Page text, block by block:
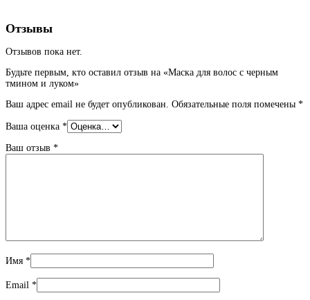
Отзывы
Отзывов пока нет.
Будьте первым, кто оставил отзыв на «Маска для волос с черным
тмином и луком»
Ваш адрес email не будет опубликован. Обязательные поля помечены *
Ваша оценка *
Ваш отзыв *
Имя *
Email *